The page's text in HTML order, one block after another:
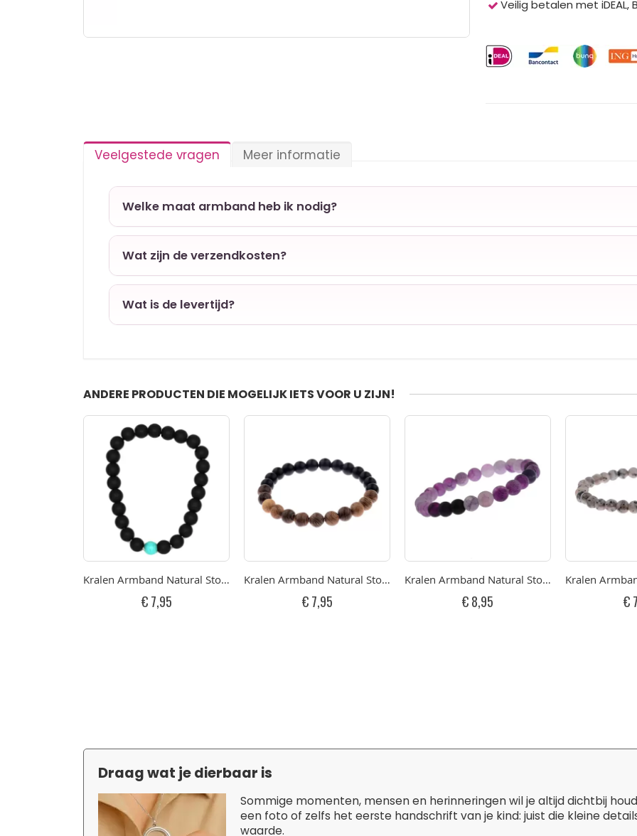
Veilig betalen met iDEAL,
Veelgestede vragen
Welke maat armband heb ik nodig?
Wat zijn de verzendkosten?
Wat is de levertijd?
Meer informatie
ANDERE PRODUCTEN DIE MOGELIJK IETS VOOR U ZIJN!
Kralen Armband Natural Stone Black/Turquoise 17-19cm
€ 7,95
Kralen Armband Natural Stone Black/Brown 17-19cm
€ 7,95
Kralen Armband Natural Stone Purple 17-19cm
€ 8,95
Kralen
€
Draag wat je dierbaar is
Sommige momenten, mensen en herinneringen wil je altijd dichtbij
een foto of zelfs het eerste handschrift van je kind: juist die kleine
waarde.